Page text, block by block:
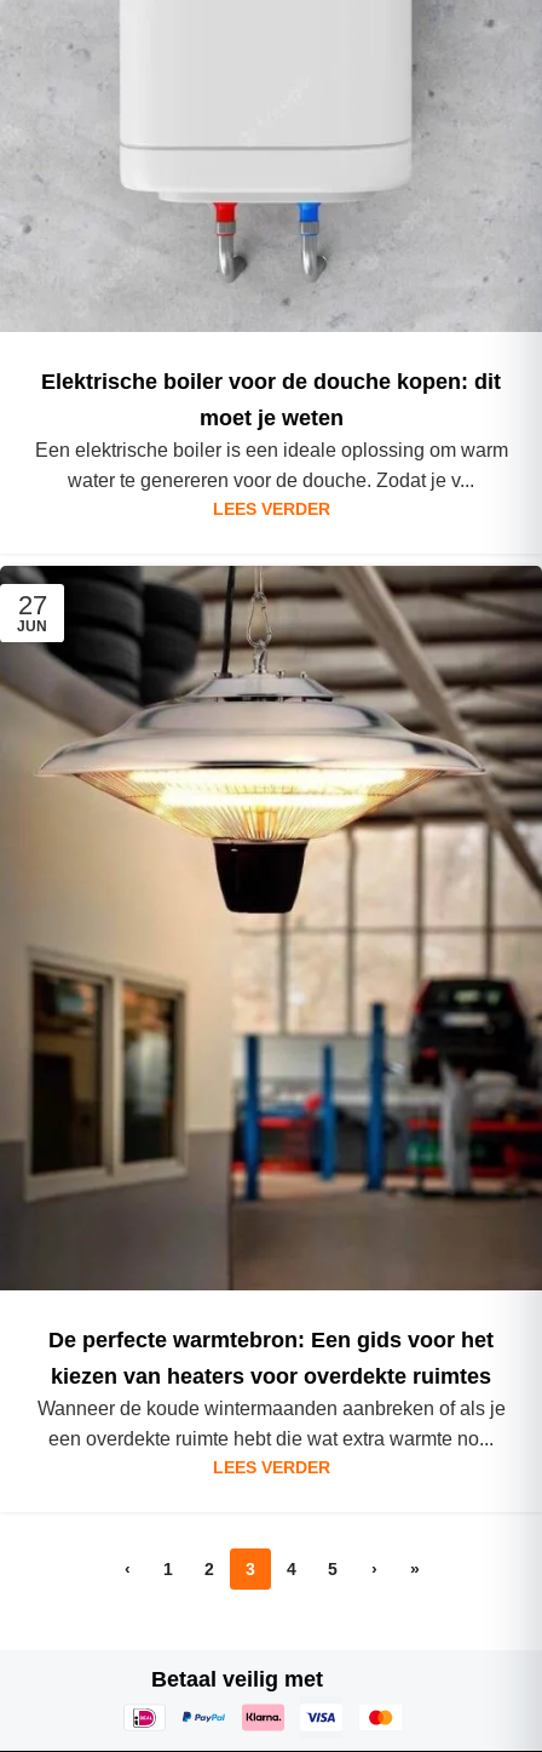
Elektrische boiler voor de douche kopen: dit
moet je weten
Een elektrische boiler is een ideale oplossing om warm
water te genereren voor de douche. Zodat je v...
LEES VERDER
27
JUN
De perfecte warmtebron: Een gids voor het
kiezen van heaters voor overdekte ruimtes
Wanneer de koude wintermaanden aanbreken of als je
een overdekte ruimte hebt die wat extra warmte no...
LEES VERDER
‹ 1 2 3 4 5 › »
Betaal veilig met